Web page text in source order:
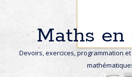
Maths
Devoirs, exercices, programmation